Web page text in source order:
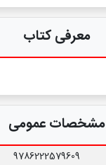
معرفی کتاب
مشخصات عمومی
9786222579609